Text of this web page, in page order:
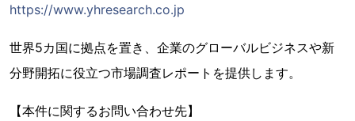
https://www.yhresearch.co.jp
世界5カ国に拠点を置き、企業のグローバルビジネスや新
分野開拓に役立つ市場調査レポートを提供します。
【本件に関するお問い合わせ先】